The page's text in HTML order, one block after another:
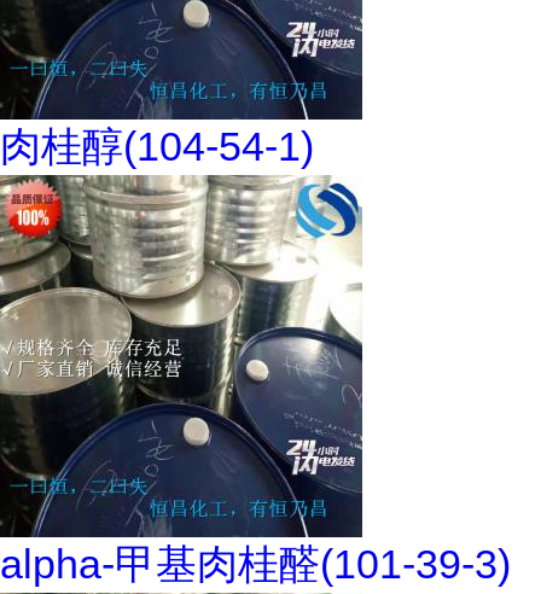
肉桂醇(104-54-1)
alpha-甲基肉桂醛(101-39-3)